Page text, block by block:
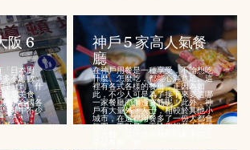
阪 6
日本廚
多不勝數，
理」到「什
常美食，
是，全國各
，其中不少
神戶 5 家高人氣餐
廳
在神戶用餐是一種享受，不論想吃
什麼、怎麼吃，都能心滿意足。這
裡有各式各樣的餐廳，正因為如
此，不少人可是為了接下來要選哪
一家餐廳而傷透腦筋呢！此外，神
戶有大量外派人士，相較於其他小
城市，在這裡用餐多了一份大都會
氛圍。重點是，不論您想花小錢或